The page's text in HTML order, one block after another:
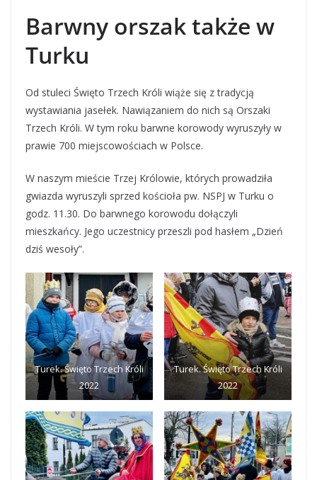
Barwny orszak także w
Turku
Od stuleci Święto Trzech Króli wiąże się z tradycją
wystawiania jasełek. Nawiązaniem do nich są Orszaki
Trzech Króli. W tym roku barwne korowody wyruszyły w
prawie 700 miejscowościach w Polsce.
W naszym mieście Trzej Królowie, których prowadziła
gwiazda wyruszyli sprzed kościoła pw. NSPJ w Turku o
godz. 11.30. Do barwnego korowodu dołączyli
mieszkańcy. Jego uczestnicy przeszli pod hasłem „Dzień
dziś wesoły”.
Turek. Święto Trzech Króli
2022
Turek. Święto Trzech Króli
2022